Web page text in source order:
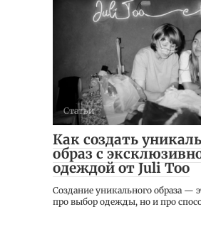
Статьи
Как создать
образ с
одеждой от Juli Too
Создание уникального образа —
про выбор одежды, но и про